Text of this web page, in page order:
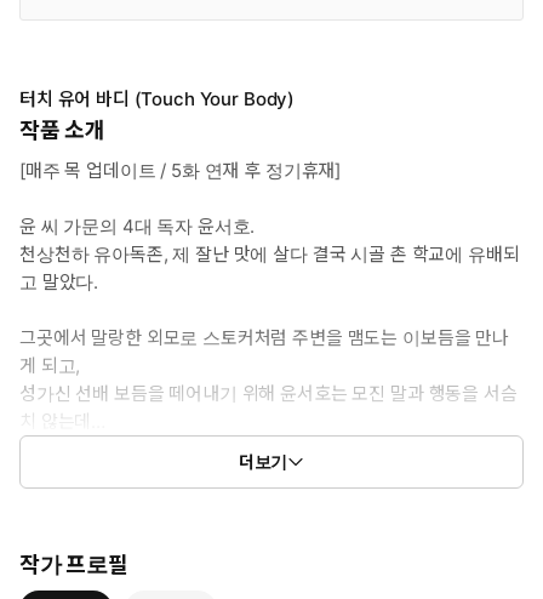
터치 유어 바디 (Touch Your Body)
작품 소개
[매주 목 업데이트 / 5화 연재 후 정기휴재]
윤 씨 가문의 4대 독자 윤서호.
천상천하 유아독존, 제 잘난 맛에 살다 결국 시골 촌 학교에 유배되
고 말았다.
그곳에서 말랑한 외모로 스토커처럼 주변을 맴도는 이보듬을 만나
게 되고,
성가신 선배 보듬을 떼어내기 위해 윤서호는 모진 말과 행동을 서슴
치 않는데…
“셀카 한 장 찍어줄 테니까, 그거 받고 떨어질래요?”
하. 관심 없는 척해봤자, 원하는 것이 있다는 저 얼굴은 속일 수 없지.
더보기
작가 프로필